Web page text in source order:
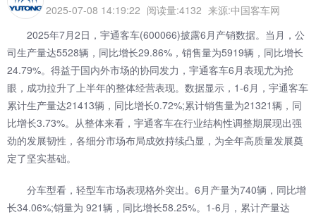
2025-07-08 14:19:22 阅读量:4132 来源:中国客车网
2025年7月2日， 宇通客车(600066)披露6月产销数据。当月，公
司生产量达5528辆，同比增长29.86%，销售量为5919辆，同比增长
24.79%。得益于国内外市场的协同发力，宇通客车6月表现尤为抢
眼，成功拉升了上半年的整体经营表现。数据显示，1-6月，宇通客车
累计生产量达21413辆，同比增长0.72%;累计销售量为21321辆，同
比增长3.73%。从整体来看，宇通客车在行业结构性调整期展现出强
劲的发展韧性，各细分市场布局成效持续凸显，为全年高质量发展奠
定了坚实基础。
分车型看，轻型车市场表现格外突出。6月产量为740辆，同比增
长34.06%;销量为 921辆，同比增长58.25%。1-6月，累计产量达